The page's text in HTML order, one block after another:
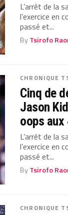
L’arrêt de la
l’exercice en
passé et...
ByTsirofo
CHRONIQUE
Cinq de
Jason
oops
L’arrêt de la
l’exercice en
passé et...
ByTsirofo
CHRONIQUE